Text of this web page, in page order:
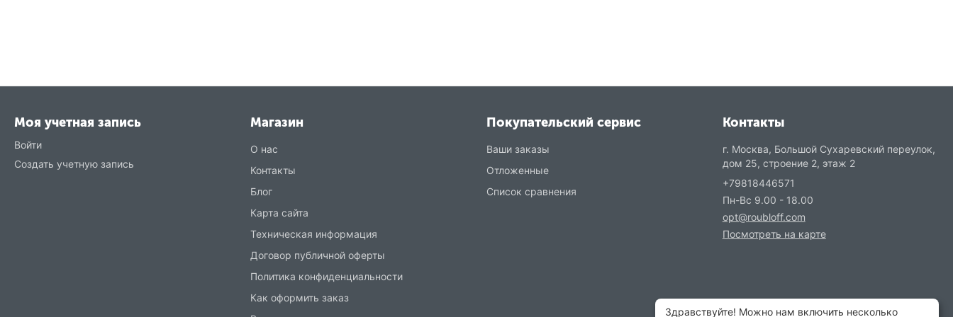
Моя учетная запись
Войти
Создать учетную запись
Магазин
О нас
Контакты
Блог
Карта сайта
Техническая информация
Договор публичной оферты
Политика конфиденциальности
Как оформить заказ
Покупательский сервис
Ваши заказы
Отложенные
Список сравнения
Контакты
г. Москва, Большой Сухаревский переулок,
дом 25, строение 2, этаж 2
+79818446571
Пн-Вс 9.00 - 18.00
opt@roubloff.com
Посмотреть на карте
Здравствуйте! Можно нам включить несколько